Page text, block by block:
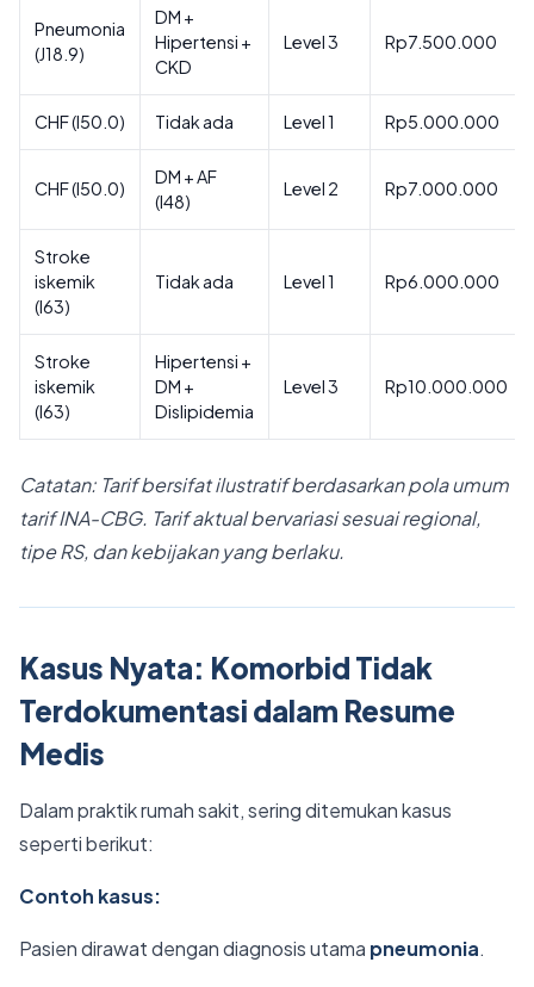
Pneumonia
(J18.9)
DM +
Hipertensi +
CKD
Level 3 Rp7.500.000
CHF (I50.0) Tidak ada Level 1 Rp5.000.000
CHF (I50.0)
DM + AF
(I48)
Level 2 Rp7.000.000
Stroke
iskemik
(I63)
Tidak ada Level 1 Rp6.000.000
Stroke
iskemik
(I63)
Hipertensi +
DM +
Dislipidemia
Level 3 Rp10.000.000
Catatan: Tarif bersifat ilustratif berdasarkan pola umum
tarif INA-CBG. Tarif aktual bervariasi sesuai regional,
tipe RS, dan kebijakan yang berlaku.
Kasus Nyata: Komorbid Tidak
Terdokumentasi dalam Resume
Medis
Dalam praktik rumah sakit, sering ditemukan kasus
seperti berikut:
Contoh kasus:
Pasien dirawat dengan diagnosis utama pneumonia.